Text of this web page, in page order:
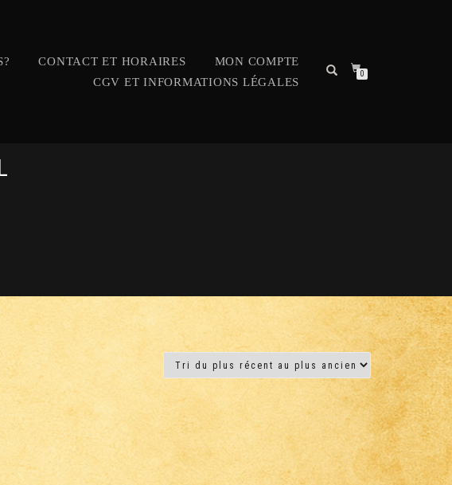
CONTACT ET HORAIRES
MON COMPTE
CGV ET INFORMATIONS LÉGALES
0